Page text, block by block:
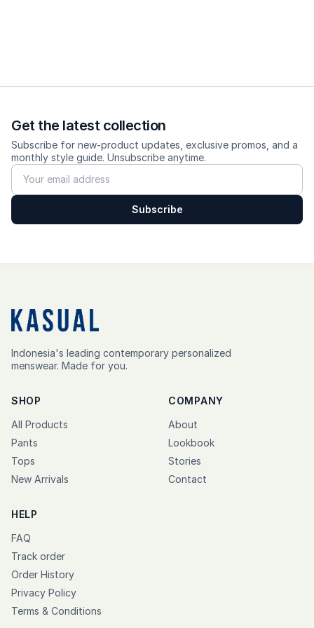
Get the latest collection
Subscribe for new-product updates, exclusive promos, and a
monthly style guide. Unsubscribe anytime.
Subscribe
Indonesia's leading contemporary personalized
menswear. Made for you.
SHOP
All Products
Pants
Tops
New Arrivals
COMPANY
About
Lookbook
Stories
Contact
HELP
FAQ
Track order
Order History
Privacy Policy
Terms & Conditions